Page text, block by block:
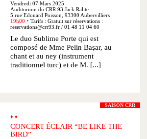
Vendredi 07 Mars 2025
Auditorium du CRR 93 Jack Ralite
5 rue Edouard Poisson, 93300 Aubervilliers
19h00
●
Tarifs : Gratuit sur réservations :
reservations@crr93.fr / 01 48 11 04 60
Le duo Sublime Porte qui est
composé de Mme Pelin Başar, au
chant et au ney (instrument
traditionnel turc) et de M. [...]
SAISON CRR
♦ ♦
CONCERT ÉCLAIR “BE LIKE THE
BIRD”